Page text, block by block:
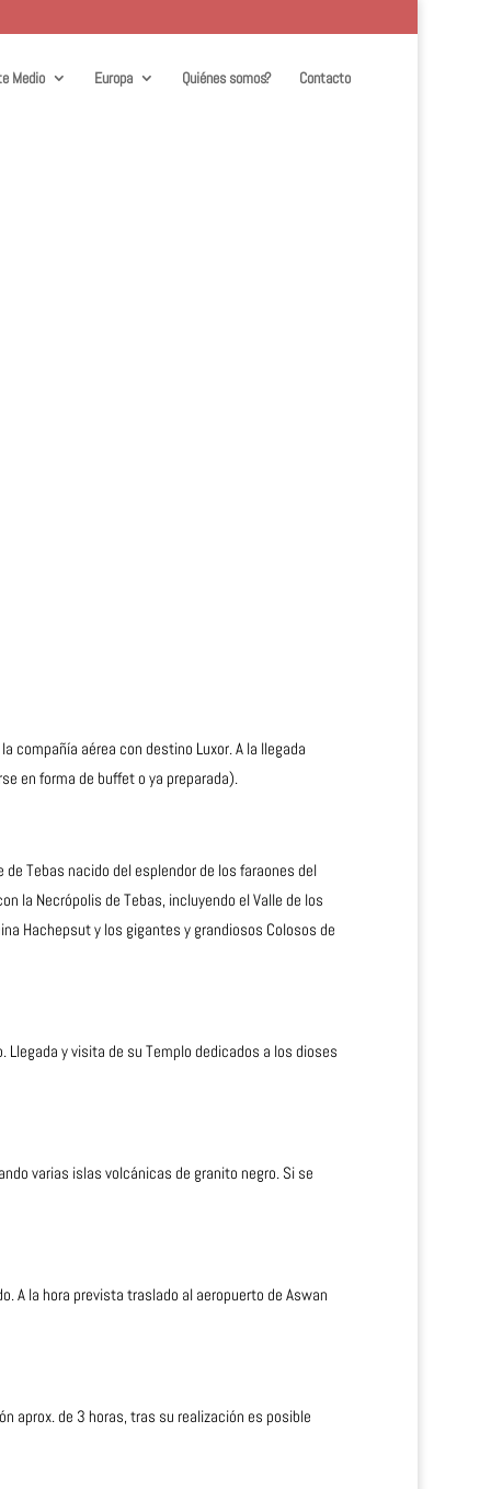
Medio Europa Quiénes somos? Contacto
aérea con destino Luxor. A la llegada
en forma de buffet o ya preparada).
Tebas nacido del esplendor de los faraones del
la Necrópolis de Tebas, incluyendo el Valle de los
Hachepsut y los gigantes y grandiosos Colosos de
Llegada y visita de su Templo dedicados a los dioses
varias islas volcánicas de granito negro. Si se
A la hora prevista traslado al aeropuerto de Aswan
aprox. de 3 horas, tras su realización es posible